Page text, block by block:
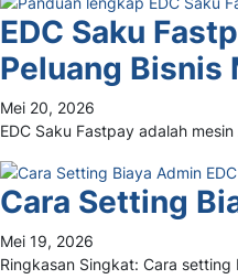
EDC Saku
Peluang Bisnis
Mei 20, 2026
EDC Saku Fastpay adalah
Cara Setting
Mei 19, 2026
Ringkasan Singkat: Cara